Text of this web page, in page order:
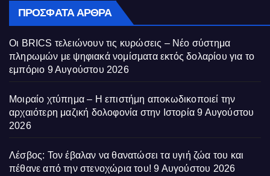
ΠΡΌΣΦΑΤΑ ΆΡΘΡΑ
Οι BRICS τελειώνουν τις κυρώσεις – Νέο σύστημα
πληρωμών με ψηφιακά νομίσματα εκτός δολαρίου για το
εμπόριο 9 Αυγούστου 2026
Μοιραίο χτύπημα – Η επιστήμη αποκωδικοποιεί την
αρχαιότερη μαζική δολοφονία στην Ιστορία 9 Αυγούστου
2026
Λέσβος: Τον έβαλαν να θανατώσει τα υγιή ζώα του και
πέθανε από την στενοχώρια του! 9 Αυγούστου 2026